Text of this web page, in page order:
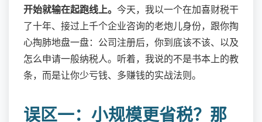
开始就输在起跑线上。 今天，我以一个在加喜财税干
了十年、接过上千个企业咨询的老炮儿身份，跟你掏
心掏肺地盘一盘：公司注册后，你到底该不该、以及
怎么申请一般纳税人。听着，我说的不是书本上的教
条，而是让你少亏钱、多赚钱的实战法则。
误区一：小规模更省税？那